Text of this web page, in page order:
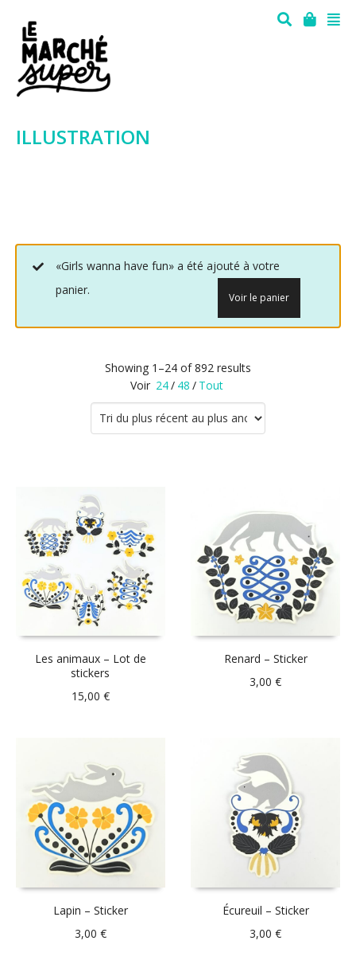
ILLUSTRATION
«Girls wanna have fun» a été ajouté à votre
panier.
Voir le panier
Showing 1–24 of 892 results
Voir 24/ 48 / Tout
Les animaux – Lot de
stickers
15,00 €
Renard – Sticker
3,00€
Lapin – Sticker
3,00 €
Écureuil – Sticker
3,00€